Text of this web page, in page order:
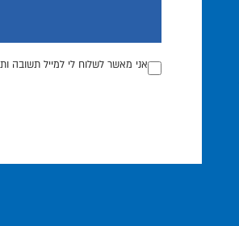
אני מאשר לשלוח לי למייל תשובה